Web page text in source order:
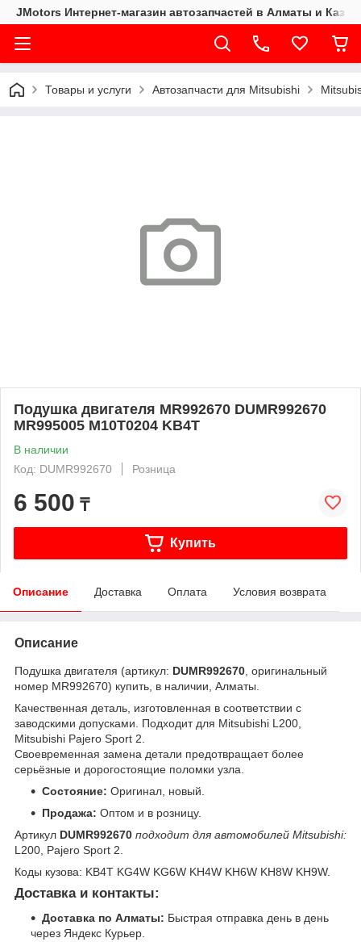
JMotors Интернет-магазин автозапчастей в Алматы и
Товары и услуги Автозапчасти для Mitsubishi
Подушка двигателя MR992670 DUMR992670
MR995005 M10T0204 KB4T
В наличии
Код: DUMR992670
Розница
6 500 ₸
Купить
Описание Доставка Оплата Условия возврата
Описание
Подушка двигателя (артикул: DUMR992670 , оригинальный
номер MR992670) купить, в наличии, Алматы.
Качественная деталь, изготовленная в соответствии с
заводскими допусками. Подходит для Mitsubishi L200,
Mitsubishi Pajero Sport 2.
Своевременная замена детали предотвращает более
серьёзные и дорогостоящие поломки узла.
Состояние: Оригинал, новый.
Продажа: Оптом и в розницу.
Артикул DUMR992670 подходит для автомобилей Mitsubishi:
L200, Pajero Sport 2.
Коды кузова: KB4T KG4W KG6W KH4W KH6W KH8W KH9W.
Доставка и контакты:
Доставка по Алматы: Быстрая отправка день в день
через Яндекс Курьер.